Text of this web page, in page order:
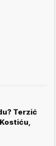
Terzić